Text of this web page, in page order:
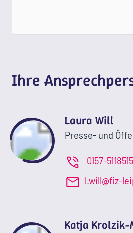
Ihre
Laura Will
Presse- und
0157-
l.will@fiz-
Katja Krolzik-